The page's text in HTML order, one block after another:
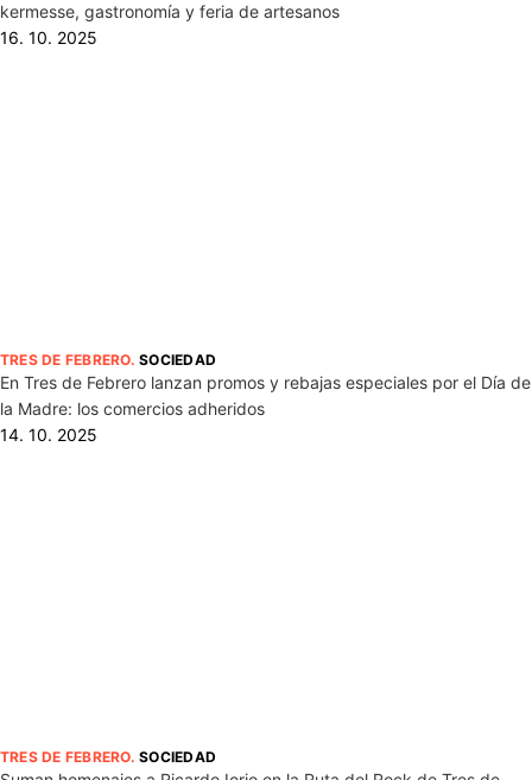
kermesse, gastronomía y feria de artesanos
16. 10. 2025
TRES DE FEBRERO.SOCIEDAD
En Tres de Febrero lanzan promos y rebajas especiales por el Día de
la Madre: los comercios adheridos
14. 10. 2025
TRES DE FEBRERO.SOCIEDAD